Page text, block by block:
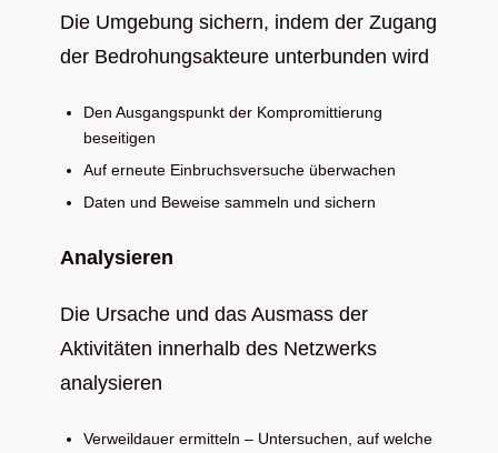
Die Umgebung sichern, indem der Zugang
der Bedrohungsakteure unterbunden wird
Den Ausgangspunkt der Kompromittierung
beseitigen
Auf erneute Einbruchsversuche überwachen
Daten und Beweise sammeln und sichern
Analysieren
Die Ursache und das Ausmass der
Aktivitäten innerhalb des Netzwerks
analysieren
Verweildauer ermitteln – Untersuchen, auf welche